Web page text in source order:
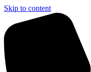
Skip to content